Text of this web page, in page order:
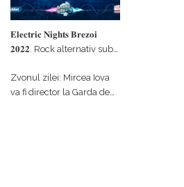
𝐄𝐥𝐞𝐜𝐭𝐫𝐢𝐜 𝐍𝐢𝐠𝐡𝐭𝐬 𝐁𝐫𝐞𝐳𝐨𝐢
𝟐𝟎𝟐𝟐. Rock alternativ sub
#𝐁𝐫𝐞𝐳𝐨𝐢𝐮𝐥𝐋𝐮𝐦𝐢𝐢
Zvonul zilei: Mircea Iova
va fi director la Garda de